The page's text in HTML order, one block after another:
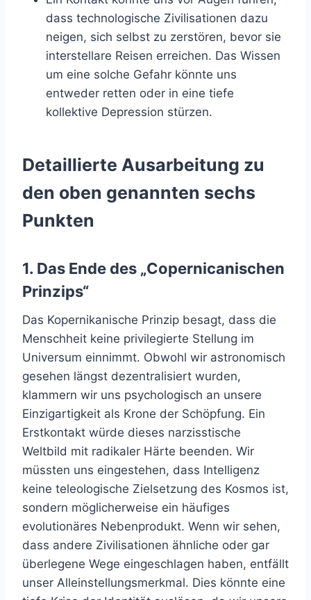
dass technologische Zivilisationen dazu
neigen, sich selbst zu zerstören, bevor sie
interstellare Reisen erreichen. Das Wissen
um eine solche Gefahr könnte uns
entweder retten oder in eine tiefe
kollektive Depression stürzen.
Detaillierte Ausarbeitung zu
den oben genannten sechs
Punkten
1. Das Ende des „Copernicanischen
Prinzips“
Das Kopernikanische Prinzip besagt, dass die
Menschheit keine privilegierte Stellung im
Universum einnimmt. Obwohl wir astronomisch
gesehen längst dezentralisiert wurden,
klammern wir uns psychologisch an unsere
Einzigartigkeit als Krone der Schöpfung. Ein
Erstkontakt würde dieses narzisstische
Weltbild mit radikaler Härte beenden. Wir
müssten uns eingestehen, dass Intelligenz
keine teleologische Zielsetzung des Kosmos ist,
sondern möglicherweise ein häufiges
evolutionäres Nebenprodukt. Wenn wir sehen,
dass andere Zivilisationen ähnliche oder gar
überlegene Wege eingeschlagen haben, entfällt
unser Alleinstellungsmerkmal. Dies könnte eine